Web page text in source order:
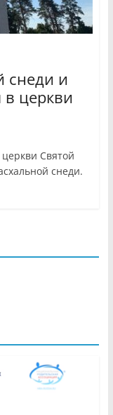
снеди и
в церкви
Святой
снеди.